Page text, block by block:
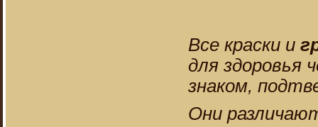
Все краски и
для здоровья
знаком,
Они